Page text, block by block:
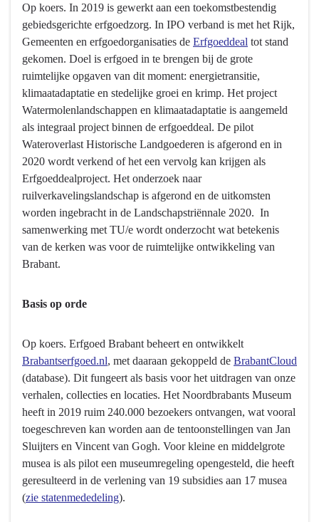
Op koers. In 2019 is gewerkt aan een toekomstbestendig
gebiedsgerichte erfgoedzorg. In IPO verband is met het Rijk,
Gemeenten en erfgoedorganisaties de Erfgoeddeal tot stand
gekomen. Doel is erfgoed in te brengen bij de grote
ruimtelijke opgaven van dit moment: energietransitie,
klimaatadaptatie en stedelijke groei en krimp. Het project
Watermolenlandschappen en klimaatadaptatie is aangemeld
als integraal project binnen de erfgoeddeal. De pilot
Wateroverlast Historische Landgoederen is afgerond en in
2020 wordt verkend of het een vervolg kan krijgen als
Erfgoeddealproject. Het onderzoek naar
ruilverkavelingslandschap is afgerond en de uitkomsten
worden ingebracht in de Landschapstriënnale 2020. In
samenwerking met TU/e wordt onderzocht wat betekenis
van de kerken was voor de ruimtelijke ontwikkeling van
Brabant.
Basis op orde
Op koers. Erfgoed Brabant beheert en ontwikkelt
Brabantserfgoed.nl, met daaraan gekoppeld de BrabantCloud
(database). Dit fungeert als basis voor het uitdragen van onze
verhalen, collecties en locaties. Het Noordbrabants Museum
heeft in 2019 ruim 240.000 bezoekers ontvangen, wat vooral
toegeschreven kan worden aan de tentoonstellingen van Jan
Sluijters en Vincent van Gogh. Voor kleine en middelgrote
musea is als pilot een museumregeling opengesteld, die heeft
geresulteerd in de verlening van 19 subsidies aan 17 musea
(zie statenmededeling).